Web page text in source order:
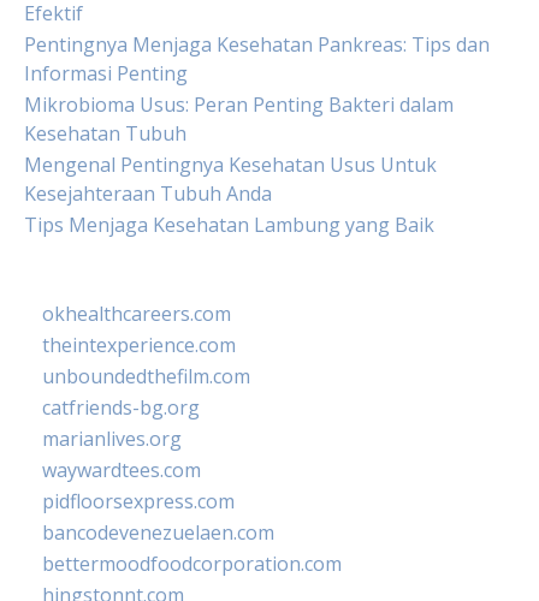
Efektif
Pentingnya Menjaga Kesehatan Pankreas: Tips dan
Informasi Penting
Mikrobioma Usus: Peran Penting Bakteri dalam
Kesehatan Tubuh
Mengenal Pentingnya Kesehatan Usus Untuk
Kesejahteraan Tubuh Anda
Tips Menjaga Kesehatan Lambung yang Baik
okhealthcareers.com
theintexperience.com
unboundedthefilm.com
catfriends-bg.org
marianlives.org
waywardtees.com
pidfloorsexpress.com
bancodevenezuelaen.com
bettermoodfoodcorporation.com
hingstonnt.com